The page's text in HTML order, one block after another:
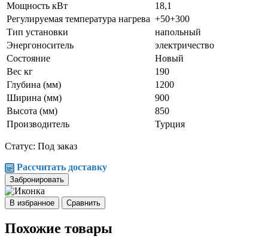
Мощность кВт
18,1
Регулируемая температура нагрева +50+300
Тип установки
напольный
Энергоноситель
электричество
Состояние
Новый
Вес кг
190
Глубина (мм)
1200
Ширина (мм)
900
Высота (мм)
850
Производитель
Турция
Статус: Под заказ
Рассчитать доставку
Забронировать
В избранное Сравнить
Похожие товары